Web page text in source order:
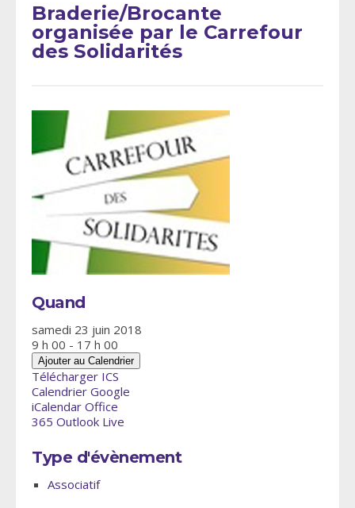
Braderie/Brocante
organisée par le Carrefour
des Solidarités
Quand
samedi 23 juin 2018
9 h 00 - 17 h 00
Ajouter au Calendrier
Télécharger ICS
Calendrier Google
iCalendar Office
365 Outlook Live
Type d'évènement
Associatif